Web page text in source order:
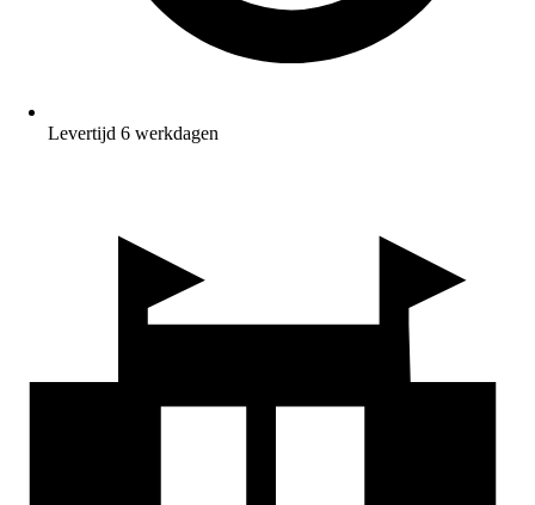
Levertijd 6 werkdagen